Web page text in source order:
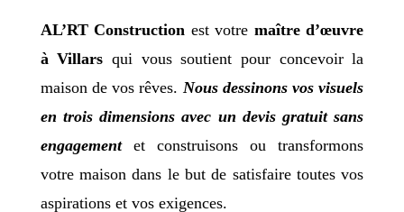
AL’RT Construction est votre maître d’œuvre
à Villars qui vous soutient pour concevoir la
maison de vos rêves. Nous dessinons vos visuels
en trois dimensions avec un devis gratuit sans
engagementet construisons ou transformons
votre maison dans le but de satisfaire toutes vos
aspirations et vos exigences.